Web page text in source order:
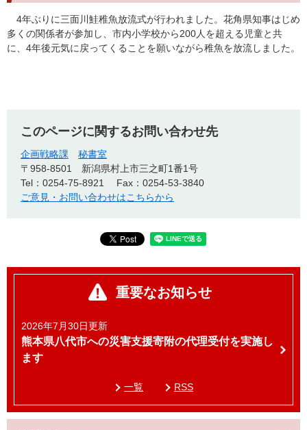
4年ぶりに三面川鮭稚魚放流式が行われました。花角県知事はじめ
多くの関係者が参加し、市内小学校から200人を超える児童と共
に、4年後元気に戻ってくることを願いながら稚魚を放流しました。
このページに関するお問い合わせ先
企画戦略課
秘書室
〒958-8501
新潟県村上市三之町1番1号
Tel：0254-75-8921
Fax：0254-53-3840
ご意見・お問い合わせはこちらから
重要なお知らせ
2026年7月30日更新
熊本県八代市への災害支援寄附の代理受付を実施し
ます
一覧 RSS